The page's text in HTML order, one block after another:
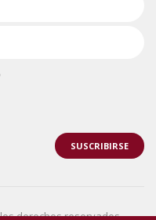
derechos reservados